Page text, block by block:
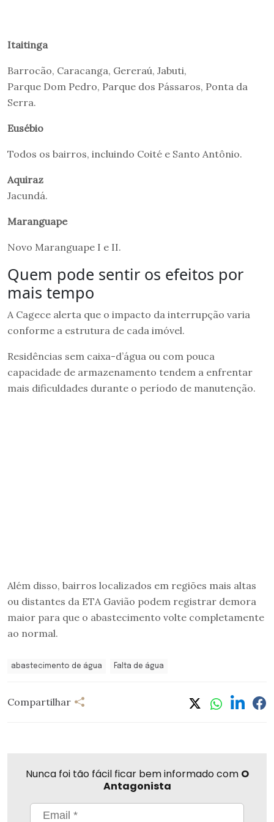
Itaitinga
Barrocão, Caracanga, Gereraú, Jabuti,
Parque Dom Pedro, Parque dos Pássaros, Ponta da
Serra.
Eusébio
Todos os bairros, incluindo Coité e Santo Antônio.
Aquiraz
Jacundá.
Maranguape
Novo Maranguape I e II.
Quem pode sentir os efeitos por
mais tempo
A Cagece alerta que o impacto da interrupção varia
conforme a estrutura de cada imóvel.
Residências sem caixa-d’água ou com pouca
capacidade de armazenamento tendem a enfrentar
mais dificuldades durante o período de manutenção.
Além disso, bairros localizados em regiões mais altas
ou distantes da ETA Gavião podem registrar demora
maior para que o abastecimento volte completamente
ao normal.
abastecimento de água Falta de água
Compartilhar
Nunca foi tão fácil ficar bem informado com O
Antagonista